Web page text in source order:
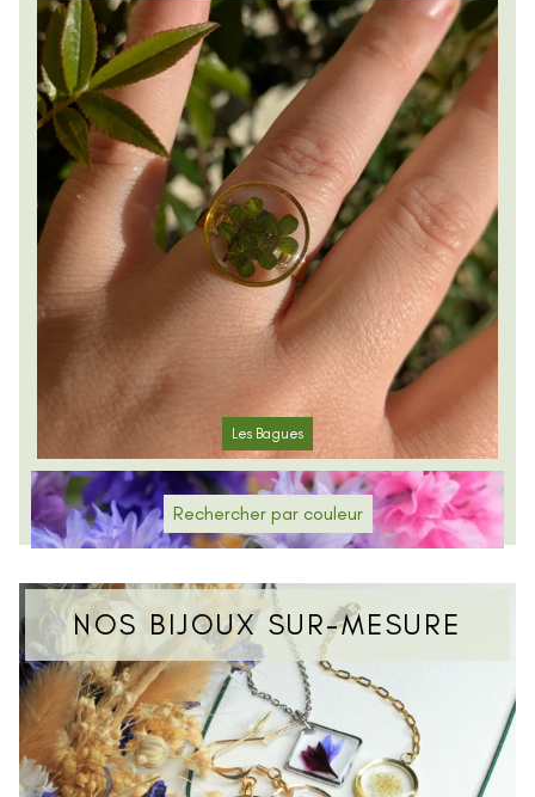
Les Bagues
Rechercher par couleur
NOS BIJOUX SUR-MESURE